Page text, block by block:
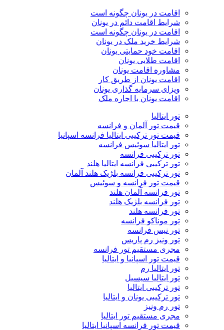
اقامت در یونان چگونه است
شرایط اقامت دائم در یونان
اقامت در یونان چگونه است
شرایط خرید ملک در یونان
اقامت خود حمایتی یونان
اقامت طلایی یونان
مشاوره اقامت یونان
اقامت یونان از طریق کار
ویزای سرمایه گذاری یونان
اقامت یونان با اجاره ملک
تور ایتالیا
قیمت تور آلمان و فرانسه
قیمت تور ترکیبی ایتالیا فرانسه اسپانیا
تور ایتالیا سوئیس فرانسه
تور ترکیبی فرانسه
تور ترکیبی فرانسه ایتالیا هلند
تور ترکیبی فرانسه بلژیک هلند آلمان
قیمت تور فرانسه و سوئیس
تور فرانسه آلمان هلند
تور فرانسه بلژیک هلند
تور فرانسه هلند
تور موناکو فرانسه
تور نیس فرانسه
تور ونیز رم پاریس
مجری مستقیم تور فرانسه
قیمت تور اسپانیا و ایتالیا
تور ایتالیا رم
تور ایتالیا سیسیل
تور ترکیبی ایتالیا
تور ترکیبی یونان و ایتالیا
تور رم ونیز
مجری مستقیم تور ایتالیا
قیمت تور فرانسه اسپانیا ایتالیا